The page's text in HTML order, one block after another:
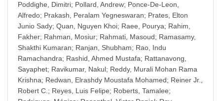
Poddighe, Dimitri; Pollard, Andrew; Ponce-De-Leon,
Alfredo; Prakash, Peralam Yegneswaran; Prates, Elton
Junio Sady; Quan, Nguyen Khoi; Raee, Pourya; Rahim,
Fakher; Rahman, Mosiur; Rahmati, Masoud; Ramasamy,
Shakthi Kumaran; Ranjan, Shubham; Rao, Indu
Ramachandra; Rashid, Ahmed Mustafa; Rattanavong,
Sayaphet; Ravikumar, Nakul; Reddy, Murali Mohan Rama
Krishna; Redwan, Elrashdy Moustafa Mohamed; Reiner Jr.,
Robert C. ; Reyes, Luis Felipe; Roberts, Tamalee;